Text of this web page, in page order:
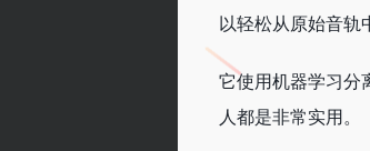
以轻松从原始音轨
它使用机器学习分
人都是非常实用。